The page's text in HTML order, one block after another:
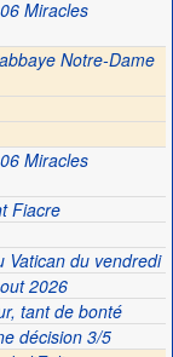
Miracles
Notre-Dame
Miracles
Fiacre
du vendredi
2026
tant de bonté
décision 3/5